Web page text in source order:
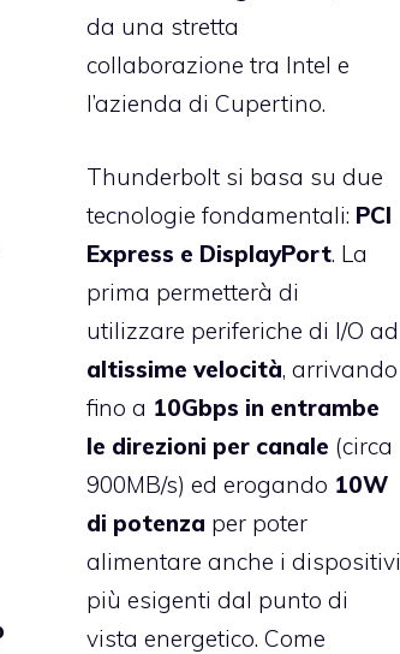
da una stretta
collaborazione tra Intel e
l’azienda di Cupertino.
Thunderbolt si basa su due
tecnologie fondamentali: PCI
Express e DisplayPort. La
prima permetterà di
utilizzare periferiche di I/O ad
altissime velocità, arrivando
fino a 10Gbps in entrambe
le direzioni per canale (circa
900MB/s) ed erogando 10W
di potenza per poter
alimentare anche i dispositivi
più esigenti dal punto di
vista energetico. Come